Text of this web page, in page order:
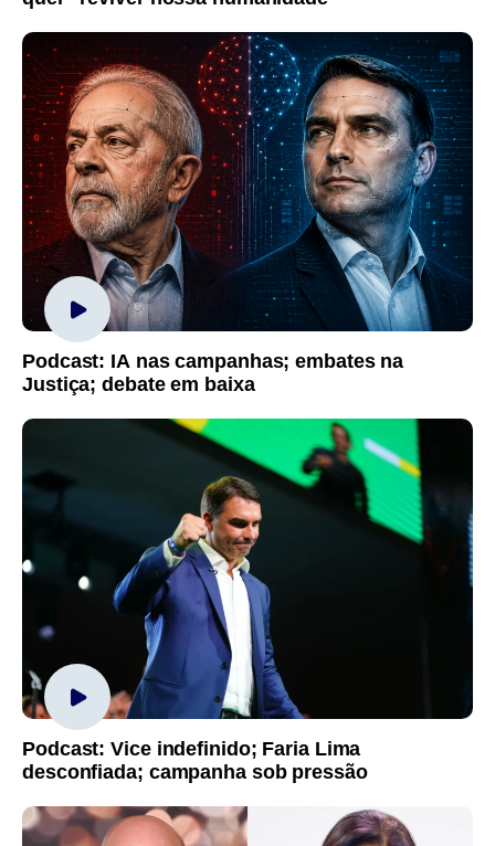
Podcast: IA nas campanhas; embates na
Justiça; debate em baixa
Podcast: Vice indefinido; Faria Lima
desconfiada; campanha sob pressão